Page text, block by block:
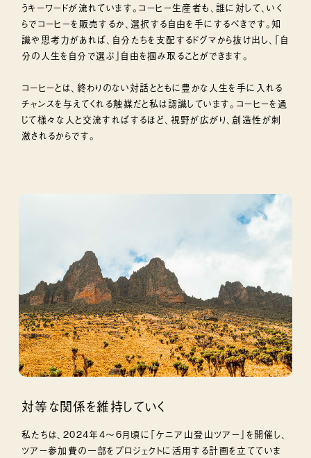
うキーワードが流れています。コーヒー生産者も、誰に対して、いく
らでコーヒーを販売するか、選択する自由を手にするべきです。知
識や思考力があれば、自分たちを支配するドグマから抜け出し、「自
分の人生を自分で選ぶ」自由を掴み取ることができます。
コーヒーとは、終わりのない対話とともに豊かな人生を手に入れる
チャンスを与えてくれる触媒だと私は認識しています。コーヒーを通
じて様々な人と交流すればするほど、視野が広がり、創造性が刺
激されるからです。
対等な関係を維持していく
私たちは、2024年4〜6月頃に「ケニア山登山ツアー」を開催し、
ツアー参加費の一部をプロジェクトに活用する計画を立てていま